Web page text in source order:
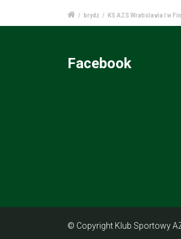
/ brydż / KS AZS Wratislavia I w
Facebook
© Copyright Klub Sportowy